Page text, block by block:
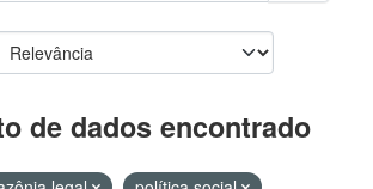
de dados encontrado